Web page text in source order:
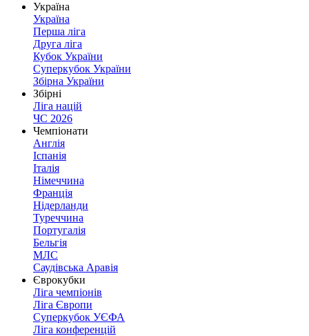
Україна
Україна
Перша ліга
Друга ліга
Кубок України
Суперкубок України
Збірна України
Збірні
Ліга націй
ЧС 2026
Чемпіонати
Англія
Іспанія
Італія
Німеччина
Франція
Нідерланди
Туреччина
Португалія
Бельгія
МЛС
Саудівська Аравія
Єврокубки
Ліга чемпіонів
Ліга Європи
Суперкубок УЄФА
Ліга конференцій